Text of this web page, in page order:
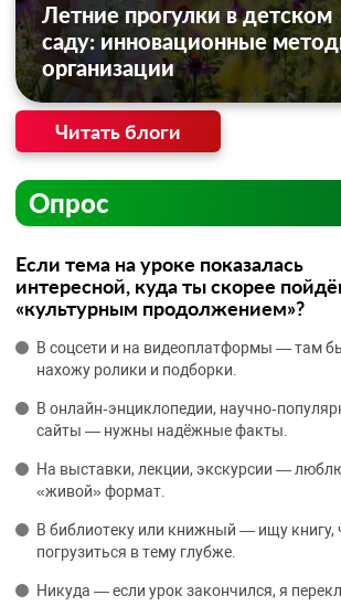
Летние прогулки в детском
саду: инновационные
организации
Читать блоги
Опрос
Если тема на уроке показалась
интересной, куда ты скорее
«культурным продолжением»?
В соцсети и на видеоплатформы — там
нахожу ролики и подборки.
В онлайн‑энциклопедии,
сайты — нужны надёжные факты.
На выставки, лекции, экскурсии —
«живой» формат.
В библиотеку или книжный — ищу книгу,
погрузиться в тему глубже.
Никуда — если урок закончился, я